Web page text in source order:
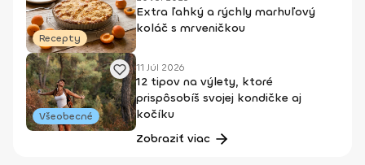
Recepty
Extra ľahký a rýchly marhuľový
koláč s mrveničkou
Všeobecné
11 Júl 2026
12 tipov na výlety, ktoré
prispôsobíš svojej kondičke aj
kočíku
Zobraziť viac